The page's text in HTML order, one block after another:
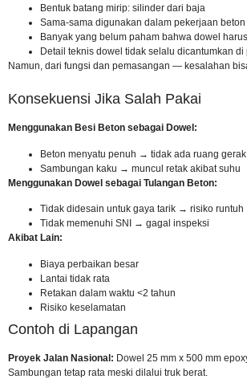
Bentuk batang mirip: silinder dari baja
Sama-sama digunakan dalam pekerjaan beton
Banyak yang belum paham bahwa dowel
Detail teknis dowel tidak selalu dicantumkan di
Namun, dari fungsi dan pemasangan — kesalahan
Konsekuensi Jika Salah Pakai
Menggunakan Besi Beton sebagai Dowel:
Beton menyatu penuh → tidak ada ruang
Sambungan kaku → muncul retak akibat suhu
Menggunakan Dowel sebagai Tulangan Beton:
Tidak didesain untuk gaya tarik → risiko runtuh
Tidak memenuhi SNI → gagal inspeksi
Akibat Lain:
Biaya perbaikan besar
Lantai tidak rata
Retakan dalam waktu <2 tahun
Risiko keselamatan
Contoh di Lapangan
Proyek Jalan Nasional: Dowel 25 mm x 500 mm
Sambungan tetap rata meski dilalui truk berat.